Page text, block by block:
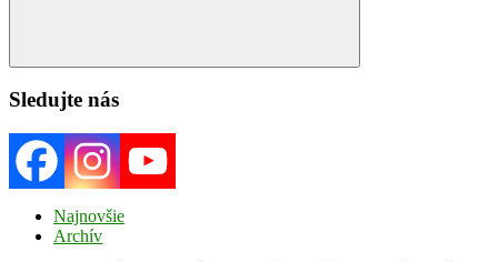
Search
Sledujte nás
Najnovšie
Archív